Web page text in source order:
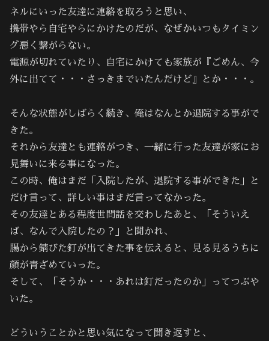
ネルにいった友達に連絡を取ろうと思い、
携帯やら自宅やらにかけたのだが、なぜかいつもタイミン
グ悪く繋がらない。
電源が切れていたり、自宅にかけても家族が『ごめん、今
外に出てて・・・さっきまでいたんだけど』とか・・・。
そんな状態がしばらく続き、俺はなんとか退院する事がで
きた。
それから友達とも連絡がつき、一緒に行った友達が家にお
見舞いに来る事になった。
この時、俺はまだ「入院したが、退院する事ができた」と
だけ言って、詳しい事はまだ言ってなかった。
その友達とある程度世間話を交わしたあと、「そういえ
ば、なんで入院したの？」と聞かれ、
腸から錆びた釘が出てきた事を伝えると、見る見るうちに
顔が青ざめていった。
そして、「そうか・・・あれは釘だったのか」ってつぶや
いた。
どういうことかと思い気になって聞き返すと、